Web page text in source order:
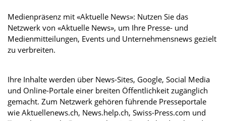
Medienpräsenz mit «Aktuelle News»: Nutzen Sie das
Netzwerk von «Aktuelle News», um Ihre Presse- und
Medienmitteilungen, Events und Unternehmensnews gezielt
zu verbreiten.
Ihre Inhalte werden über News-Sites, Google, Social Media
und Online-Portale einer breiten Öffentlichkeit zugänglich
gemacht. Zum Netzwerk gehören führende Presseportale
wie Aktuellenews.ch, News.help.ch, Swiss-Press.com und